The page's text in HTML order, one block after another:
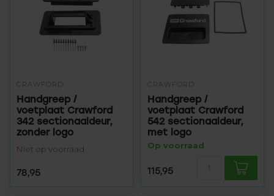
CRAWFORD
Handgreep /
voetplaat Crawford
342 sectionaaldeur,
zonder logo
Niet op voorraad
78,95
CRAWFORD
Handgreep /
voetplaat Crawford
542 sectionaaldeur,
met logo
Op voorraad
115,95